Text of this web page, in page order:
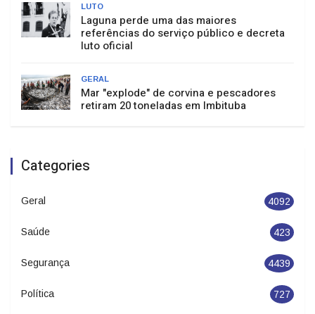
LUTO
Laguna perde uma das maiores
referências do serviço público e decreta
luto oficial
GERAL
Mar "explode" de corvina e pescadores
retiram 20 toneladas em Imbituba
Categories
Geral 4092
Saúde 423
Segurança 4439
Política 727